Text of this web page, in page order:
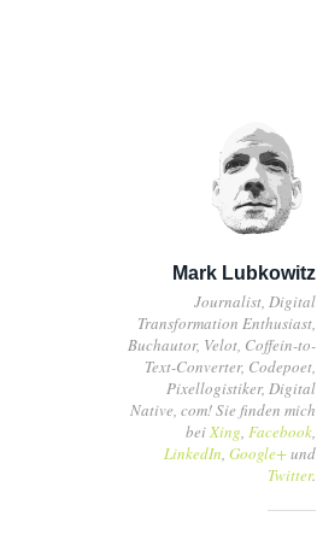
Mark Lubkowitz
Journalist, Digital
Transformation Enthusiast,
Buchautor, Velot, Coffein-to-
Text-Converter, Codepoet,
Pixellogistiker, Digital
Native, com! Sie finden mich
beiXing, Facebook,
LinkedIn, Google+und
Twitter.